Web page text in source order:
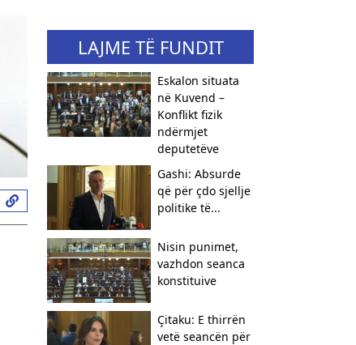
LAJME TË FUNDIT
Eskalon situata
në Kuvend –
Konflikt fizik
ndërmjet
deputetëve
Gashi: Absurde
që për çdo sjellje
politike të...
Nisin punimet,
vazhdon seanca
konstituive
Çitaku: E thirrën
vetë seancën për